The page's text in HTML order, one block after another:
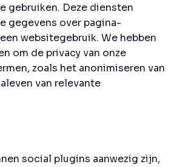
gebruiken. Deze diensten
gegevens over pagina-
websitegebruik. We hebben
om de privacy van onze
zoals het anonimiseren van
van relevante
social plugins aanwezig zijn,